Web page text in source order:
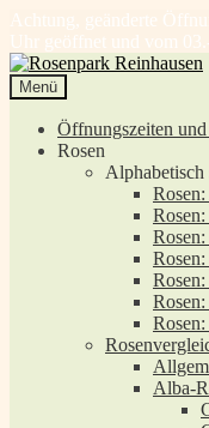
Achtung, geänderte
Uhr geöffnet und vom
Zur
Navigation
springen
Zum
Inhalt
springen
Menü
Öffnungszeiten
Rosen
Alphabetisch
Rosen:
Rosen:
Alba-